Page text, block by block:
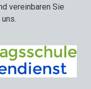
vereinbaren Sie